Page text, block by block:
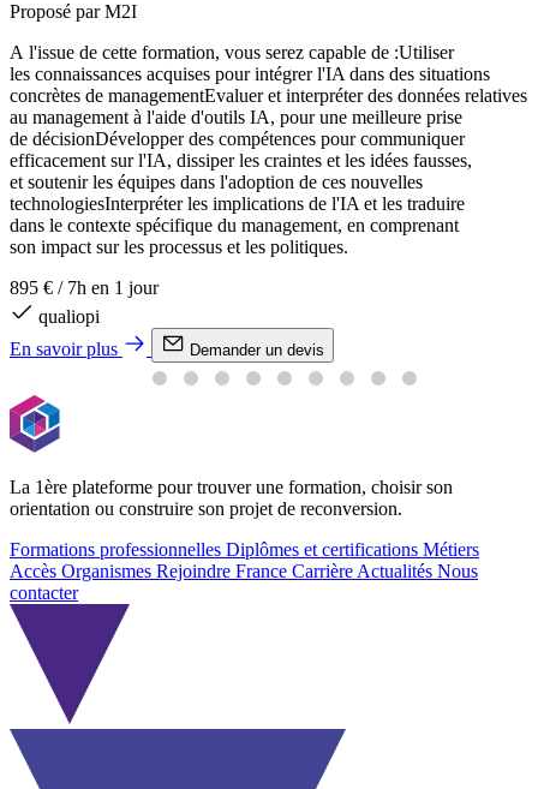
Proposé par M2I
A l'issue de cette formation, vous serez capable de :Utiliser
les connaissances acquises pour intégrer l'IA dans des situations
concrètes de managementEvaluer et interpréter des données relatives
au management à l'aide d'outils IA, pour une meilleure prise
de décisionDévelopper des compétences pour communiquer
efficacement sur l'IA, dissiper les craintes et les idées fausses,
et soutenir les équipes dans l'adoption de ces nouvelles
technologiesInterpréter les implications de l'IA et les traduire
dans le contexte spécifique du management, en comprenant
son impact sur les processus et les politiques.
895 € / 7h en 1 jour
qualiopi
En savoir plus
Demander un devis
La 1ère plateforme pour trouver une formation, choisir son
orientation ou construire son projet de reconversion.
Formations professionnelles Diplômes et certifications Métiers
Accès Organismes Rejoindre France CarrièreActualités Nous
contacter